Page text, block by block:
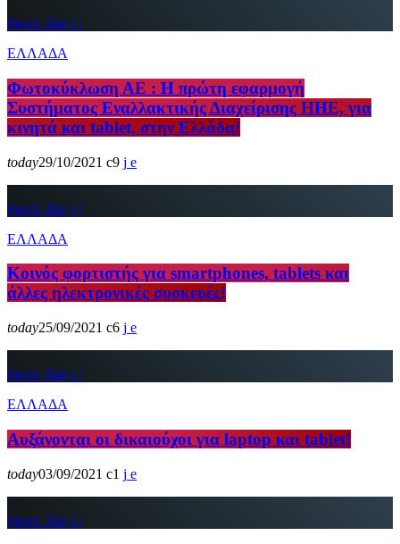
insert_link
ΕΛΛΑΔΑ
Φωτοκύκλωση ΑΕ : Η πρώτη εφαρμογή
Συστήματος Εναλλακτικής Διαχείρισης ΗΗΕ, για
κινητά και tablet, στην Ελλάδα!
today29/10/2021 9
insert_link
ΕΛΛΑΔΑ
Κοινός φορτιστής για smartphones, tablets και
άλλες ηλεκτρονικές συσκευές!
today25/09/2021 6
insert_link
ΕΛΛΑΔΑ
Αυξάνονται οι δικαιούχοι για laptop και tablet!
today03/09/2021 1
insert_link